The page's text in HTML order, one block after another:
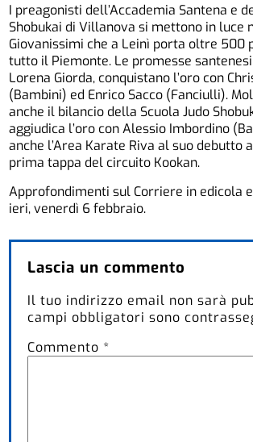
I preagonisti dell’Accademia Santena e
Shobukai di Villanova si mettono in luce
Giovanissimi che a Leinì porta oltre 500
tutto il Piemonte. Le promesse
Lorena Giorda, conquistano l’oro con
(Bambini) ed Enrico Sacco (Fanciulli).
anche il bilancio della Scuola Judo
aggiudica l’oro con Alessio Imbordino
anche l’Area Karate Riva al suo debutto
prima tappa del circuito Kookan.
Approfondimenti sul Corriere in edicola
ieri, venerdì 6 febbraio.
Lascia un commento
Il tuo indirizzo email non sarà
campi obbligatori sono
Commento *